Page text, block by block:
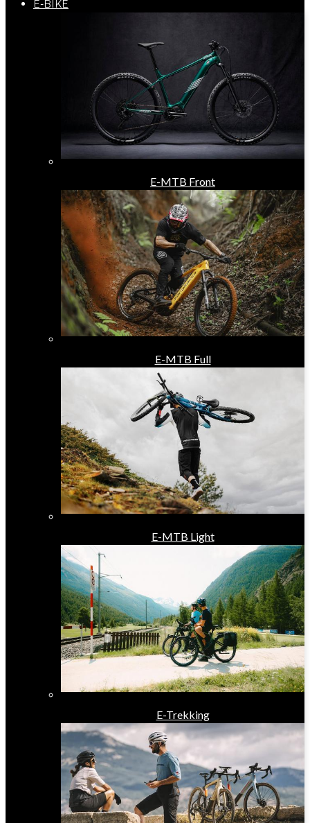
E-BIKE
E-MTB Front
E-MTB Full
E-MTB Light
E-Trekking